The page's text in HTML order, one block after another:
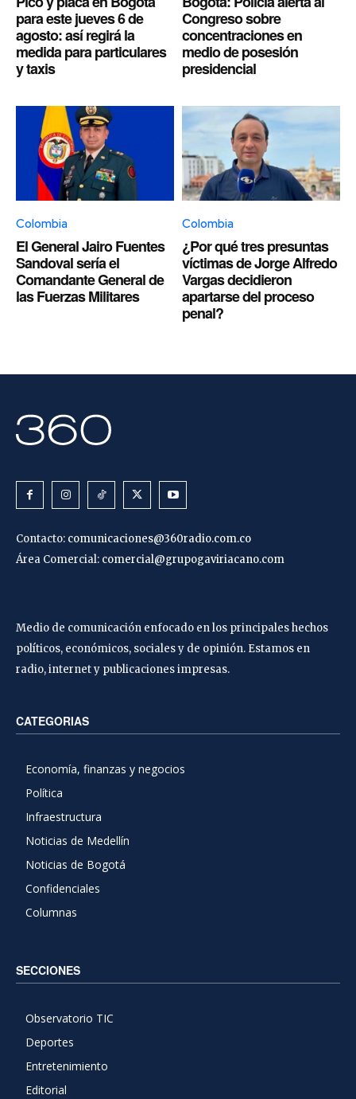
para este jueves 6 de
agosto: así regirá la
medida para particulares
y taxis
Congreso sobre
concentraciones en
medio de posesión
presidencial
Colombia
El General Jairo Fuentes
Sandoval sería el
Comandante General de
las Fuerzas Militares
Colombia
¿Por qué tres presuntas
víctimas de Jorge Alfredo
Vargas decidieron
apartarse del proceso
penal?
Contacto: comunicaciones@360radio.com.co
Área Comercial: comercial@grupogaviriacano.com
Medio de comunicación enfocado en los principales hechos
políticos, económicos, sociales y de opinión. Estamos en
radio, internet y publicaciones impresas.
CATEGORIAS
Economía, finanzas y negocios
Política
Infraestructura
Noticias de Medellín
Noticias de Bogotá
Confidenciales
Columnas
SECCIONES
Observatorio TIC
Deportes
Entretenimiento
Editorial